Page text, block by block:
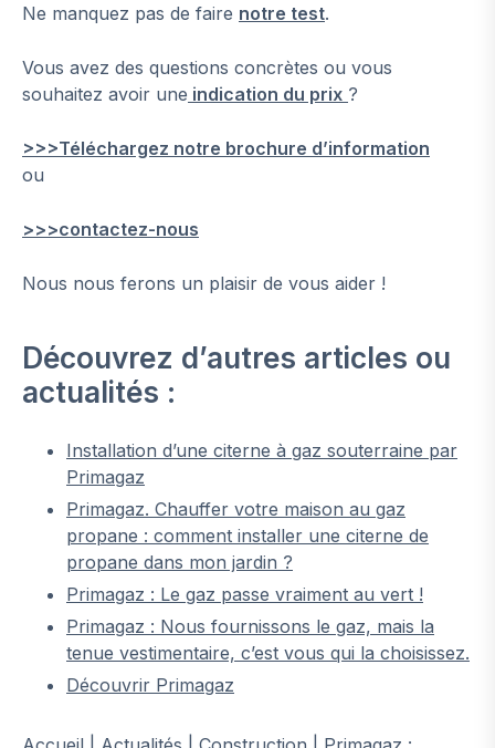
Ne manquez pas de faire notre test.
Vous avez des questions concrètes ou vous
souhaitez avoir une indication du prix ?
>>>Téléchargez notre brochure d’information
ou
>>>contactez-nous
Nous nous ferons un plaisir de vous aider !
Découvrez d’autres articles ou
actualités :
Installation d’une citerne à gaz souterraine par
Primagaz
Primagaz. Chauffer votre maison au gaz
propane : comment installer une citerne de
propane dans mon jardin ?
Primagaz : Le gaz passe vraiment au vert !
Primagaz : Nous fournissons le gaz, mais la
tenue vestimentaire, c’est vous qui la choisissez.
Découvrir Primagaz